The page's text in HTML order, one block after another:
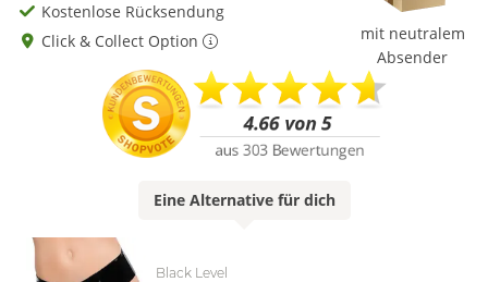
Kostenlose Rücksendung
Click & Collect Option
mit neutralem
Absender
Eine Alternativefür dich
Black Level